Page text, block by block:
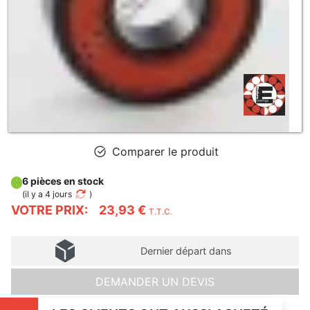
Comparer le produit
VOTRE PRIX: 23,93 € T.T.C.
6 pièces en stock
(il y a 4 jours )
Dernier départ dans
DEMANDER UN DEVIS